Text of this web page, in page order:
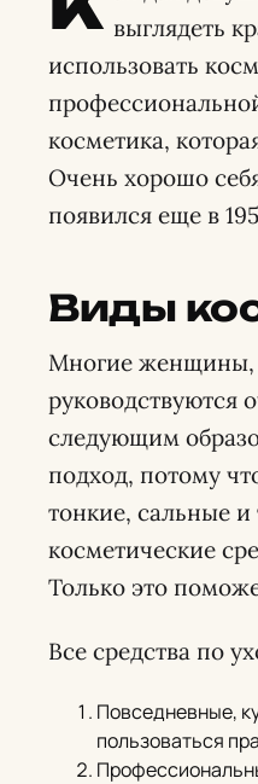
выглядеть
использовать
косметика,
Очень хорошо
появился еще в
Виды
Многие женщины,
руководствуются
следующим
подход, потому
тонкие, сальные
косметические
Только это
Все средства по
Повседневные,
пользоваться